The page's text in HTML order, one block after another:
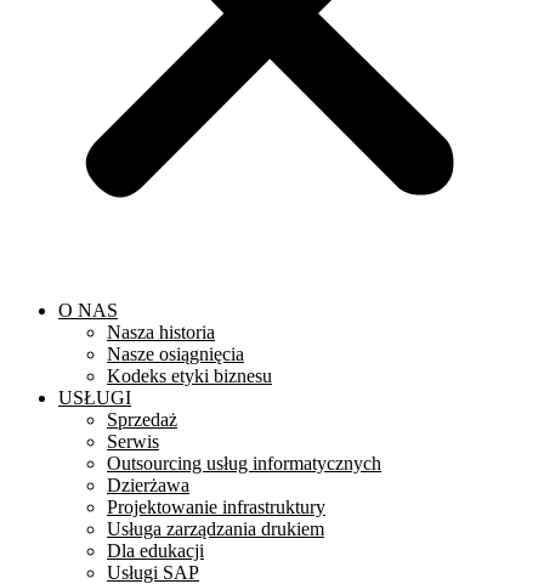
O NAS
Nasza historia
Nasze osiągnięcia
Kodeks etyki biznesu
USŁUGI
Sprzedaż
Serwis
Outsourcing usług informatycznych
Dzierżawa
Projektowanie infrastruktury
Usługa zarządzania drukiem
Dla edukacji
Usługi SAP